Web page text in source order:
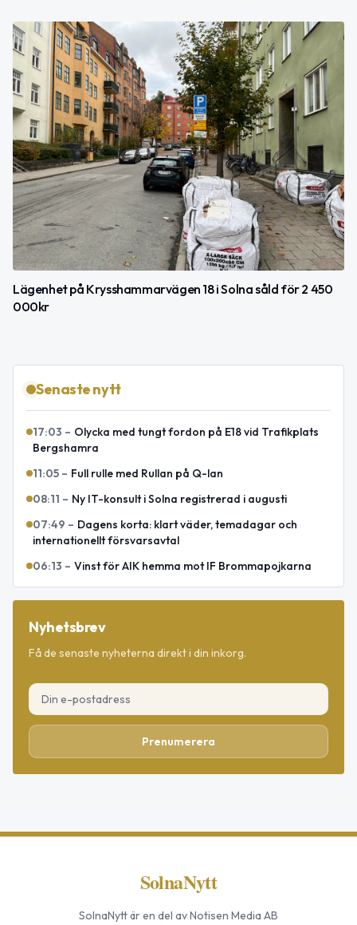
Lägenhet på Krysshammarvägen 18 i Solna såld för 2 450
000kr
Senaste nytt
17:03 – Olycka med tungt fordon på E18 vid Trafikplats
Bergshamra
11:05 – Full rulle med Rullan på Q-lan
08:11 – Ny IT-konsult i Solna registrerad i augusti
07:49 – Dagens korta: klart väder, temadagar och
internationellt försvarsavtal
06:13 – Vinst för AIK hemma mot IF Brommapojkarna
Nyhetsbrev
Få de senaste nyheterna direkt i din inkorg.
Prenumerera
SolnaNytt
SolnaNyttär en del av Notisen Media AB